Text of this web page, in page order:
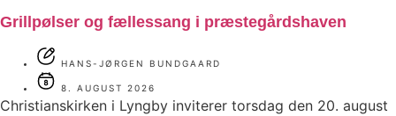
Grillpølser og fællessang i præstegårdshaven
HANS-JØRGEN BUNDGAARD
8. AUGUST 2026
Christianskirken i Lyngby inviterer torsdag den 20. august